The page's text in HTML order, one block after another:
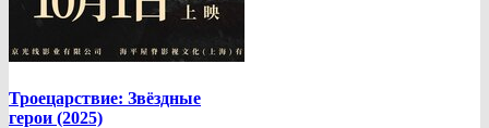
Троецарствие: Звёздные
герои (2025)